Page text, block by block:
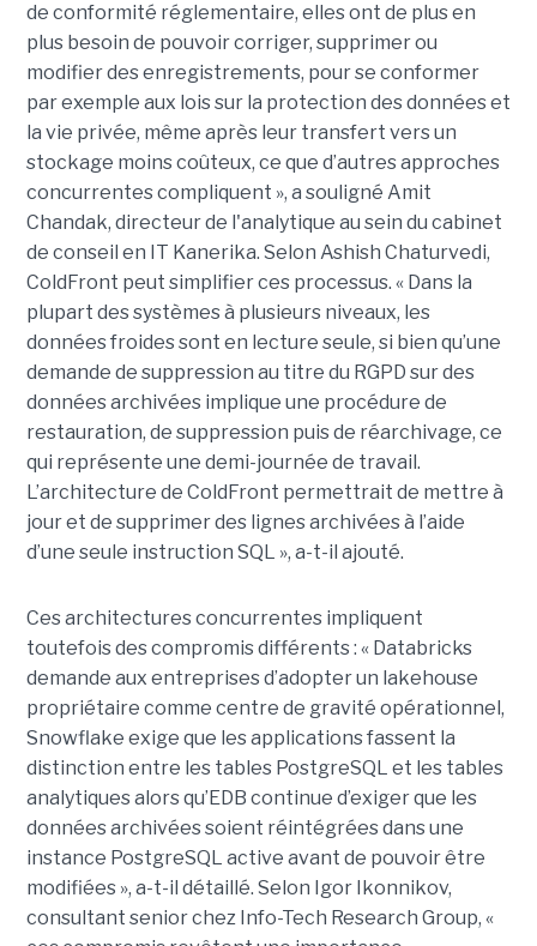
de conformité réglementaire, elles ont de plus en
plus besoin de pouvoir corriger, supprimer ou
modifier des enregistrements, pour se conformer
par exemple aux lois sur la protection des données et
la vie privée, même après leur transfert vers un
stockage moins coûteux, ce que d’autres approches
concurrentes compliquent », a souligné Amit
Chandak, directeur de l'analytique au sein du cabinet
de conseil en IT Kanerika. Selon Ashish Chaturvedi,
ColdFront peut simplifier ces processus. « Dans la
plupart des systèmes à plusieurs niveaux, les
données froides sont en lecture seule, si bien qu’une
demande de suppression au titre du RGPD sur des
données archivées implique une procédure de
restauration, de suppression puis de réarchivage, ce
qui représente une demi-journée de travail.
L’architecture de ColdFront permettrait de mettre à
jour et de supprimer des lignes archivées à l’aide
d’une seule instruction SQL », a-t-il ajouté.
Ces architectures concurrentes impliquent
toutefois des compromis différents : « Databricks
demande aux entreprises d’adopter un lakehouse
propriétaire comme centre de gravité opérationnel,
Snowflake exige que les applications fassent la
distinction entre les tables PostgreSQL et les tables
analytiques alors qu’EDB continue d’exiger que les
données archivées soient réintégrées dans une
instance PostgreSQL active avant de pouvoir être
modifiées », a-t-il détaillé. Selon Igor Ikonnikov,
consultant senior chez Info-Tech Research Group, «